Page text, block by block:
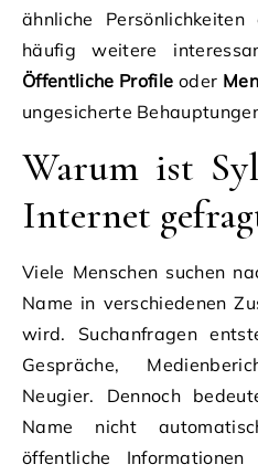
ähnliche
häufig weitere
Öffentliche Profile oder
ungesicherte
Warum ist
Internet
Viele Menschen suchen
Name in verschiedenen
wird. Suchanfragen
Gespräche,
Neugier. Dennoch
Name nicht
öffentliche